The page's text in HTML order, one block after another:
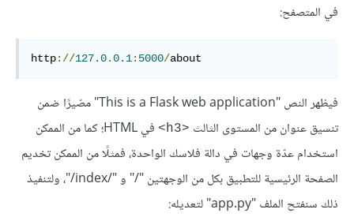
في المتصفح:
http://127.0.0.1: 5000/about
فيظهر النص "This is a Flask web application" مصّيرًا ضمن
تنسيق عنوان من المستوى الثالث <h3>
في HTML؛ كما من الممكن
استخدام عدّة وجهات في دالة فلاسك الواحدة، فمثلًا من الممكن تخديم
الصفحة الرئيسية للتطبيق بكل من الوجهتين "/" و "/index/"، ولتنفيذ
ذلك سنفتح الملف "app.py" لتعديله: